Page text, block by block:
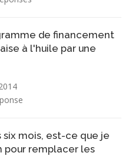
de financement
à l'huile par une
six mois, est-ce que je
pour remplacer les